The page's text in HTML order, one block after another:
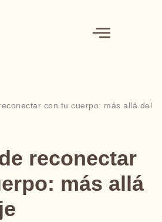
con tu cuerpo: más allá del
reconectar
más allá